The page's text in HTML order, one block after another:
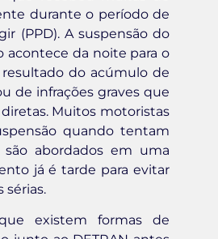
durante o período de
(PPD). A suspensão do
acontece da noite para o
do acúmulo de
de infrações graves que
Muitos motoristas
quando tentam
abordados em uma
já é tarde para evitar
sérias.
existem formas de